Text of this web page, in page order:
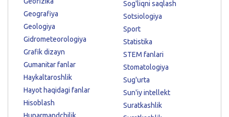
Geografiya
Geologiya
Gidrometeorologiya
Grafik dizayn
Gumanitar fanlar
Haykaltaroshlik
Hayot haqidagi fanlar
Hisoblash
Sog'liqni saqlash
Sotsiologiya
Sport
Statistika
STEM fanlari
Stomatologiya
Sug'urta
Sun'iy intellekt
Suratkashlik